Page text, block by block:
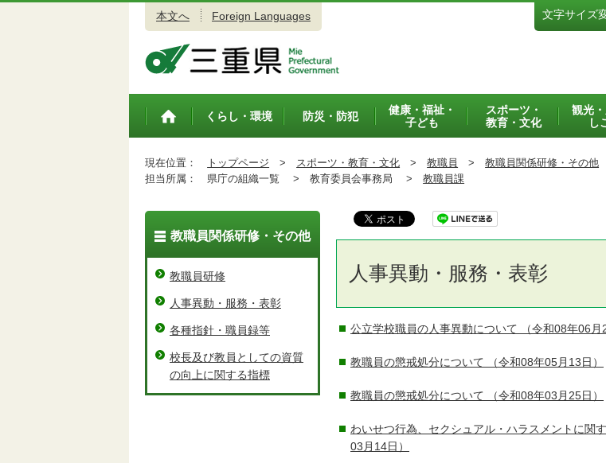
本文へ Foreign Languages 文字サイズ
トップペ
くらし・環境 防災・防犯
健康・福祉・
子ども
スポーツ・
教育・文化
観光・
し
現在位置： トップページ > スポーツ・教育・文化 > 教職員 > 教職員関係研修・その他
担当所属：
県庁の組織一覧 > 教育委員会事務局 > 教職員課
人事異動・服務・表彰
公立学校職員の人事異動について （令和08年06月
教職員の懲戒処分について （令和08年05月13日）
教職員の懲戒処分について （令和08年03月25日）
わいせつ行為、セクシュアル・ハラスメントに関
03月14日）
教職員関係研修・その他
教職員研修
人事異動・服務・表彰
各種指針・職員録等
校長及び教員としての資質
の向上に関する指標